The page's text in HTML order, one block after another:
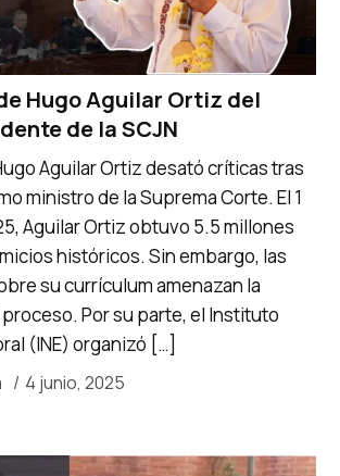
Hugo Aguilar Ortiz del
de la SCJN
4 junio, 2025
Aguilar Ortiz desató críticas tras
ministro de la Suprema Corte. El 1
Aguilar Ortiz obtuvo 5.5 millones
históricos. Sin embargo, las
su currículum amenazan la
Por su parte, el Instituto
(INE) organizó […]